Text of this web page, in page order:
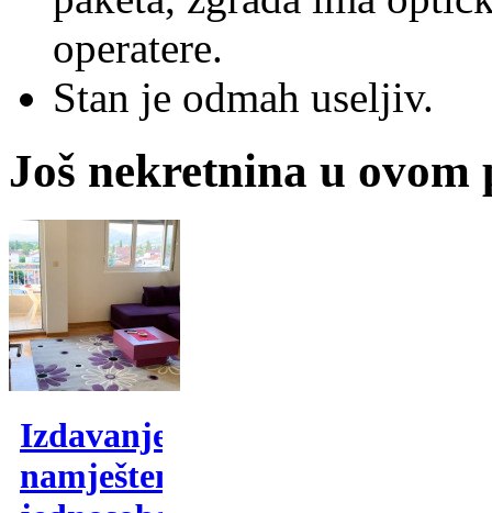
operatere.
Stan je odmah useljiv.
Još nekretnina u ovom
Izdavanje,
namješten